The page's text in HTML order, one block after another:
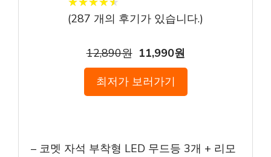
(287 개의 후기가 있습니다.)
12,890원 11,990원
최저가 보러가기
– 코멧 자석 부착형 LED 무드등 3개 + 리모